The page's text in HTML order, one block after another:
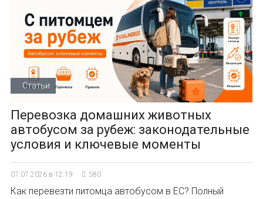
Статьи
Перевозка домашних животных
автобусом за рубеж: законодательные
условия и ключевые моменты
07.07.2026 в 12:19 580
Как перевезти питомца автобусом в ЕС? Полный